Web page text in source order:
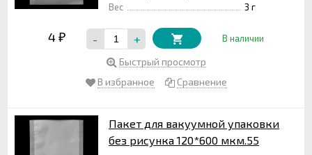
Вес
3 г
4 ₽ - + В наличии
Быстрый просмотр
В избранное
Сравнение
Пакет для вакуумной упаковки
без рисунка 120*600 мкм.55